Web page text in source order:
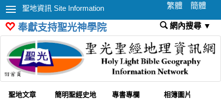
聖地資訊 Site Information 繁體 簡體
奉獻支持聖光神學院 網內搜尋 ▼
聖地文章
簡明聖經史地
專書專欄
相簿圖片